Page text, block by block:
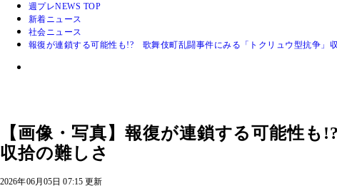
週プレNEWS TOP
新着ニュース
社会ニュース
報復が連鎖する可能性も!? 歌舞伎町乱闘事件にみる「トクリュウ型抗争」
【画像・写真】報復が連鎖する可能性
収拾の難しさ
2026年06月05日 07:15 更新